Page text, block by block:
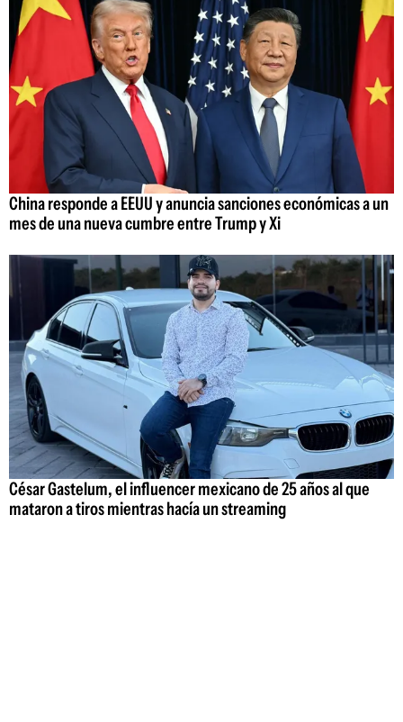
China responde a EEUU y anuncia sanciones económicas a un
mes de una nueva cumbre entre Trump y Xi
César Gastelum, el influencer mexicano de 25 años al que
mataron a tiros mientras hacía un streaming